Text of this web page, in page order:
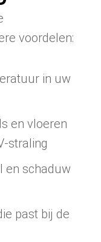
voordelen:
in uw
en vloeren
straling
en schaduw
past bij de